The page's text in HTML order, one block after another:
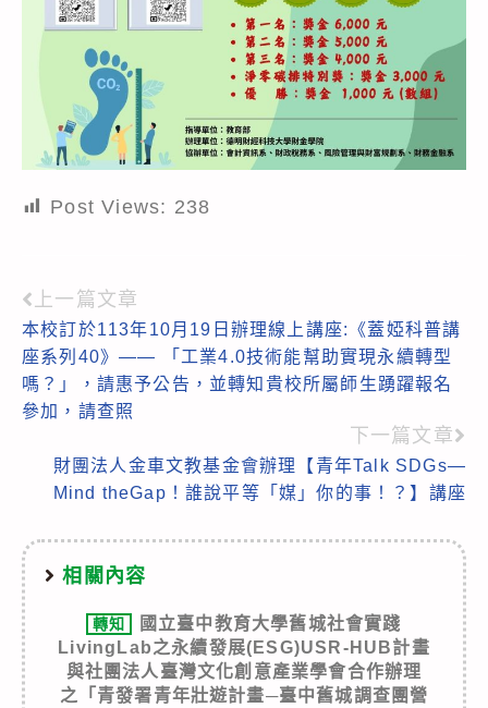
Post Views: 238
Read
more
articles
上一篇文章
本校訂於113年10月19日辦理線上講座:《蓋婭科普講
座系列40》—— 「工業4.0技術能幫助實現永續轉型
嗎？」，請惠予公告，並轉知貴校所屬師生踴躍報名
參加，請查照
下一篇文章
財團法人金車文教基金會辦理【青年Talk SDGs—
Mind theGap！誰說平等「媒」你的事！？】講座
相關內容
轉知
國立臺中教育大學舊城社會實踐
LivingLab之永續發展(ESG)USR-HUB計畫
與社團法人臺灣文化創意產業學會合作辦理
之「青發署青年壯遊計畫─臺中舊城調查團營